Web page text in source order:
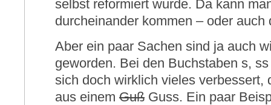
selbst reformiert wurde. Da kann
durcheinander kommen – oder
Aber ein paar Sachen sind ja auch
geworden. Bei den Buchstaben s,
sich doch wirklich vieles verbessert,
aus einem Guß Guss. Ein paar